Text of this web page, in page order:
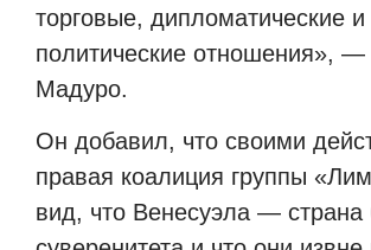
торговые, дипломатические и
политические отношения», —
Мадуро.
Он добавил, что своими
правая коалиция группы
вид, что Венесуэла — страна